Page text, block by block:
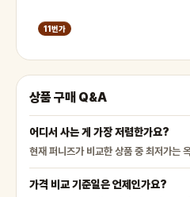
11번가
상품 구매 Q&A
어디서 사는 게 가장 저렴한가요?
현재 퍼니즈가 비교한 상품 중 최저가
가격 비교 기준일은 언제인가요?